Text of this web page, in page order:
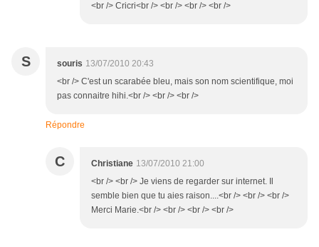
<br /> Cricri<br /> <br /> <br /> <br />
S souris 13/07/2010 20:43
<br /> C'est un scarabée bleu, mais son nom scientifique, moi
pas connaitre hihi.<br /> <br /> <br />
Répondre
C Christiane 13/07/2010 21:00
<br /> <br /> Je viens de regarder sur internet. Il
semble bien que tu aies raison....<br /> <br /> <br />
Merci Marie.<br /> <br /> <br /> <br />